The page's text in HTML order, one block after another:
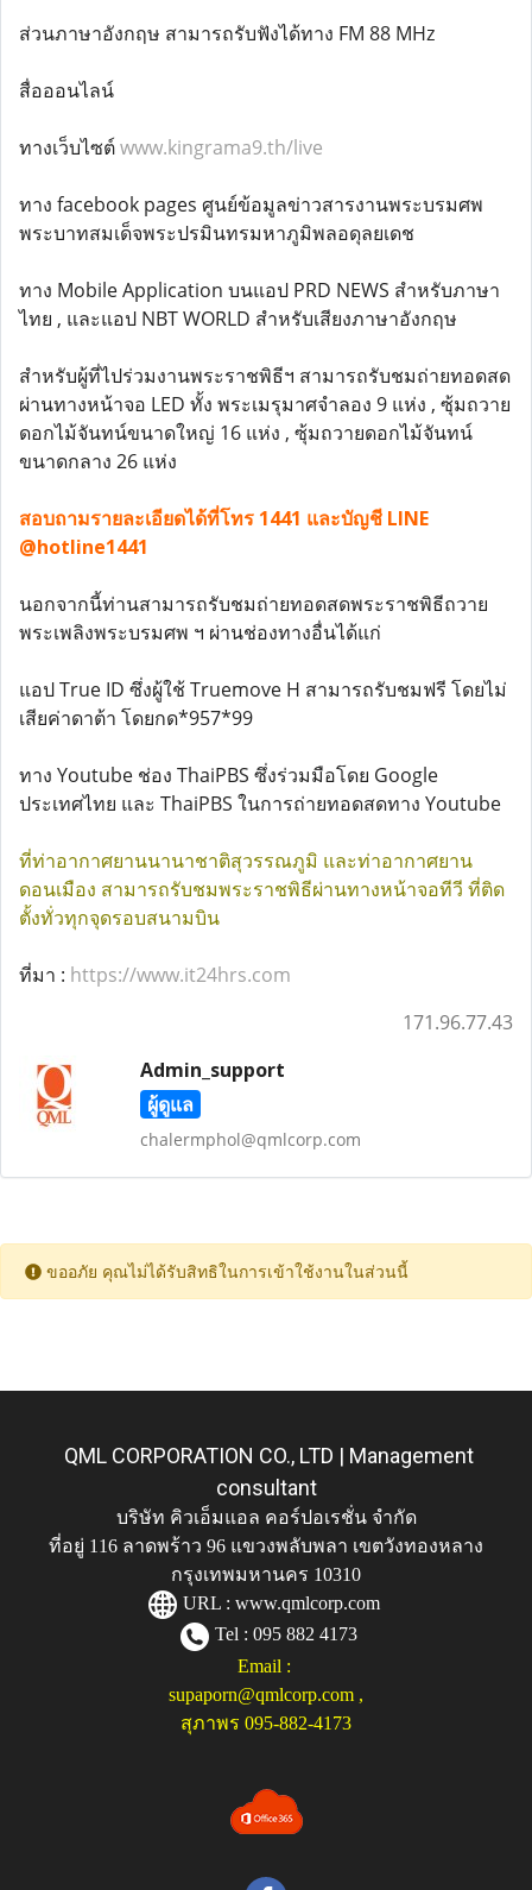
ส่วนภาษาอังกฤษ สามารถรับฟังได้ทาง FM 88 MHz
สื่อออนไลน์
ทางเว็บไซต์www.kingrama9.th/live
ทาง facebook pages ศูนย์ข้อมูลข่าวสารงานพระบรมศพ
พระบาทสมเด็จพระปรมินทรมหาภูมิพลอดุลยเดช
ทาง Mobile Application บนแอป PRD NEWS สำหรับภาษา
ไทย , และแอป NBT WORLD สำหรับเสียงภาษาอังกฤษ
สำหรับผู้ที่ไปร่วมงานพระราชพิธีฯ สามารถรับชมถ่ายทอดสด
ผ่านทางหน้าจอ LED ทั้ง พระเมรุมาศจำลอง 9 แห่ง , ซุ้มถวาย
ดอกไม้จันทน์ขนาดใหญ่ 16 แห่ง , ซุ้มถวายดอกไม้จันทน์
ขนาดกลาง 26 แห่ง
สอบถามรายละเอียดได้ที่โทร 1441 และบัญชี LINE
@hotline1441
นอกจากนี้ท่านสามารถรับชมถ่ายทอดสดพระราชพิธีถวาย
พระเพลิงพระบรมศพ ฯ ผ่านช่องทางอื่นได้แก่
แอป True ID ซึ่งผู้ใช้ Truemove H สามารถรับชมฟรี โดยไม่
เสียค่าดาต้า โดยกด*957*99
ทาง Youtube ช่อง ThaiPBS ซึ่งร่วมมือโดย Google
ประเทศไทย และ ThaiPBS ในการถ่ายทอดสดทาง Youtube
ที่ท่าอากาศยานนานาชาติสุวรรณภูมิ และท่าอากาศยาน
ดอนเมือง สามารถรับชมพระราชพิธีผ่านทางหน้าจอทีวี ที่ติด
ตั้งทั่วทุกจุดรอบสนามบิน
ที่มา : https://www.it24hrs.com
171.96.77.43
Admin_support
ผู้ดูแล
chalermphol@qmlcorp.com
ขออภัย คุณไม่ได้รับสิทธิในการเข้าใช้งานในส่วนนี้
QML CORPORATION CO., LTD | Management
consultant
บริษัท คิวเอ็มแอล คอร์ปอเรชั่น จำกัด
ที่อยู่ 116 ลาดพร้าว 96 แขวงพลับพลา เขตวังทองหลาง
กรุงเทพมหานคร 10310
URL : www.qmlcorp.com
Tel : 095 882 4173
Email :
supaporn@qmlcorp.com ,
สุภาพร 095-882-4173